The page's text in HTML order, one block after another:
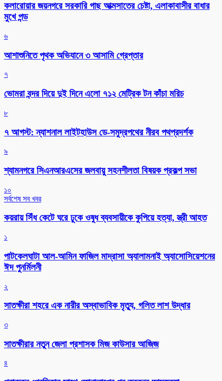
কলারোয়ার জয়নগরে সরকারি গাছ আত্মসাতের চেষ্টা, এলাকাবাসীর বাধার
মুখে পন্ড
৬
আশাশুনিতে পৃথক অভিযানে ৩ আসামি গ্রেপ্তার
৭
ভোমরা বন্দর দিয়ে দুই দিনে এলো ৭১২ মেট্রিক টন কাঁচা মরিচ
৮
৭ আগস্ট: ন্যাশনাল লাইটহাউস ডে-সমুদ্রপথের নীরব পথপ্রদর্শক
৯
শ্যামনগরে সিএনআরএসের জলবায়ু সহনশীলতা বিষয়ক প্রকল্প সভা
১০
সর্বশেষ সব খবর
কয়রায় সিঁধ কেটে ঘরে ঢুকে ওষুধ ব্যবসায়ীকে কুপিয়ে হত্যা, স্ত্রী আহত
১
পাটকেলঘাটা আল-আমিন ফাজিল মাদ্রাসা অ্যালামনাই অ্যাসোসিয়েশনের
ঈদ পুনর্মিলনী
২
সাতক্ষীরা শহরে এক নারীর অস্বাভাবিক মৃত্যু, গলিত লাশ উদ্ধার
৩
সাতক্ষীরার নতুন জেলা প্রশাসক মিজ কাউসার আজিজ
৪